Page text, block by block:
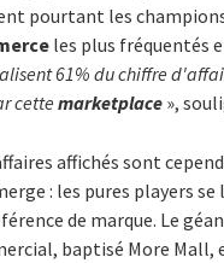
pourtant les
les plus fréquentés
61% du chiffre
cettemarketplace »,
affichés sont
: les pures players se
de marque. Le
baptisé More